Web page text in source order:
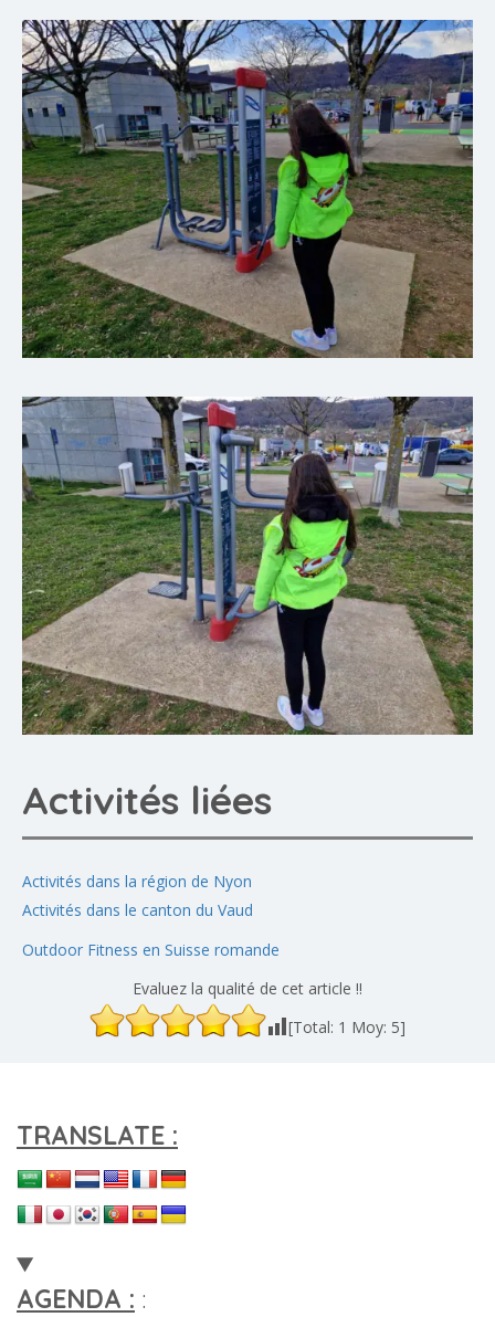
Activités liées
Activités dans la région de Nyon
Activités dans le canton du Vaud
Outdoor Fitness en Suisse romande
Evaluez la qualité de cet article !!
[Total: 1 Moy: 5]
TRANSLATE :
AGENDA : :